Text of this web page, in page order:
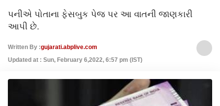
પનીએ પોતાના ફેસબુક પેજ પર આ વાતની જાણકારી
આપી છે.
Written By :gujarati.abplive.com
Updated at : Sun, February 6,2022, 6:57 pm (IST)